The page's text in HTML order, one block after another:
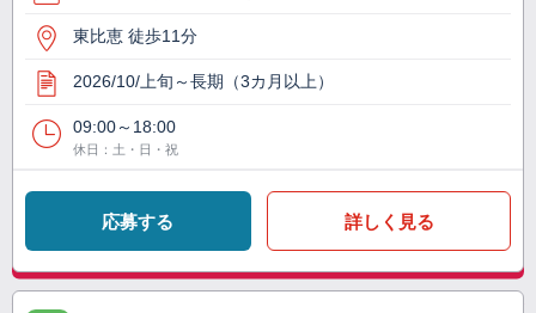
東比恵 徒歩11分
2026/10/上旬～長期（3カ月以上）
09:00～18:00
休日：土・日・祝
応募する 詳しく見る